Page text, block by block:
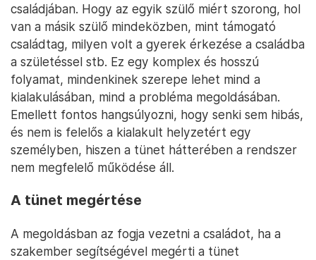
családjában. Hogy az egyik szülő miért szorong, hol
van a másik szülő mindeközben, mint támogató
családtag, milyen volt a gyerek érkezése a családba
a születéssel stb. Ez egy komplex és hosszú
folyamat, mindenkinek szerepe lehet mind a
kialakulásában, mind a probléma megoldásában.
Emellett fontos hangsúlyozni, hogy senki sem hibás,
és nem is felelős a kialakult helyzetért egy
személyben, hiszen a tünet hátterében a rendszer
nem megfelelő működése áll.
A tünet megértése
A megoldásban az fogja vezetni a családot, ha a
szakember segítségével megérti a tünet